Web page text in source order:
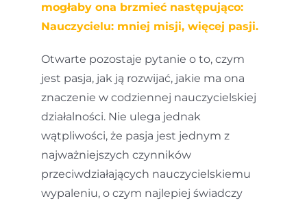
mogłaby ona brzmieć następująco:
Nauczycielu: mniej misji, więcej pasji.
Otwarte pozostaje pytanie o to, czym
jest pasja, jak ją rozwijać, jakie ma ona
znaczenie w codziennej nauczycielskiej
działalności. Nie ulega jednak
wątpliwości, że pasja jest jednym z
najważniejszych czynników
przeciwdziałających nauczycielskiemu
wypaleniu, o czym najlepiej świadczy